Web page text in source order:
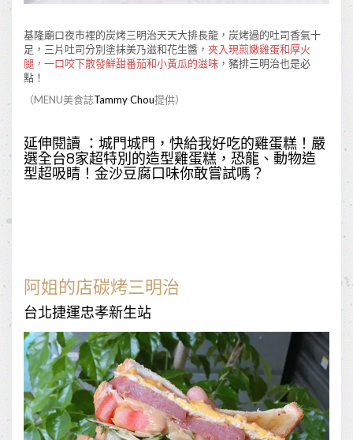
基隆廟口夜市裡的炭烤三明治天天大排長龍，炭烤過的吐司香氣十
足，三片吐司分別塗抹美乃滋和花生醬， 夾入現煎嫩雞蛋和厚火
腿，一口咬下散發鮮甜番茄和小黃瓜的滋味 ，豬排三明治也是必
點！
（MENU美食誌Tammy Chou提供）
延伸閱讀 ： 城門城門，快給我好吃的雞蛋糕！嚴
選全台8家超特別的造型雞蛋糕，恐龍、動物造
型超吸睛！金沙豆腐口味你敢嘗試嗎？
阿姐的店碳烤三明治
台北捷運忠孝新生站